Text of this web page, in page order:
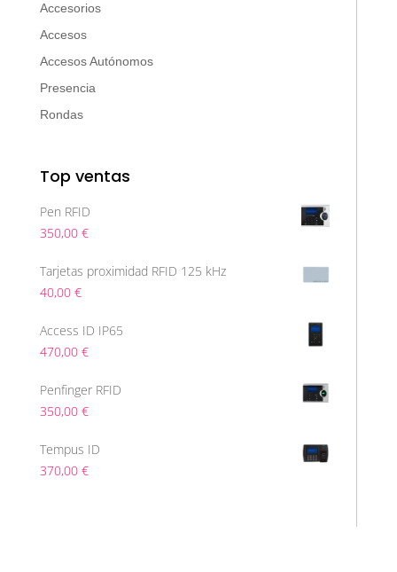
Accesorios
Accesos
Accesos Autónomos
Presencia
Rondas
Top ventas
Pen RFID
350,00 €
Tarjetas proximidad RFID 125 kHz
40,00 €
Access ID IP65
470,00 €
Penfinger RFID
350,00 €
Tempus ID
370,00 €